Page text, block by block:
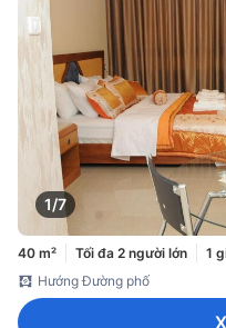
1/7
40 m² Tối đa 2 người lớn
1
Hướng Đường phố